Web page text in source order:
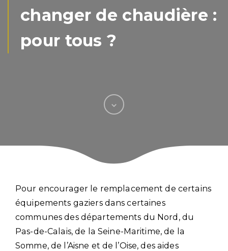
changer de chaudière :
pour tous ?
Pour encourager le remplacement de certains
équipements gaziers dans certaines
communes des départements du Nord, du
Pas-de-Calais, de la Seine-Maritime, de la
Somme, de l’Aisne et de l’Oise, des aides